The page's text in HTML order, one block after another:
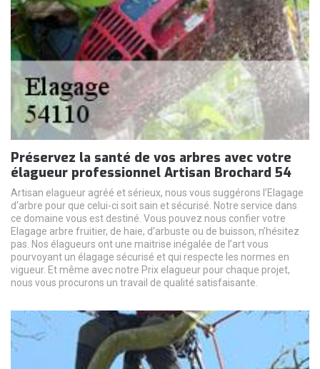
Préservez la santé de vos arbres avec votre
élagueur professionnel Artisan Brochard 54
Artisan elagueur agréé et sérieux, nous vous suggérons l’Elagage
d'arbre pour que celui-ci soit sain et sécurisé. Notre service dans
ce domaine vous est destiné. Vous pouvez nous confier votre
Elagage arbre fruitier, de haie, d’arbuste ou de buisson, n’hésitez
pas. Nos élagueurs ont une maitrise inégalée de l’art vous
pourvoyant un élagage sécurisé et qui respecte les normes en
vigueur. Et même avec notre Prix elagueur pour chaque projet,
nous vous procurons un travail de qualité satisfaisante.